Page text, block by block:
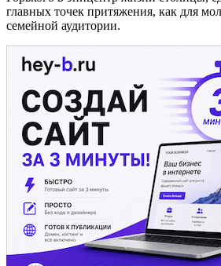
главных точек притяжения, как для
семейной аудитории.